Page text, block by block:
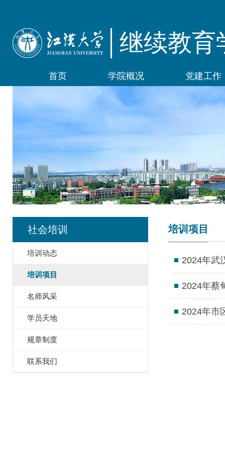
继续教育
首页 学院概况 党建工作
社会培训
培训动态
培训项目
名师风采
学员天地
规章制度
联系我们
培训项目
2024年武
2024年蔡
2024年市